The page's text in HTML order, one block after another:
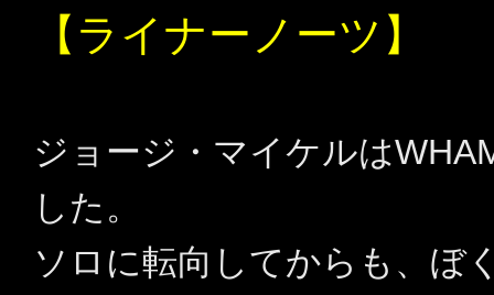
【ライナーノーツ】
ジョージ・マイケルは
した。
ソロに転向してからも、ぼ